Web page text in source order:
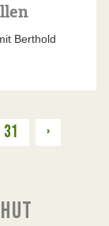
Berthold
31 ›Weiter